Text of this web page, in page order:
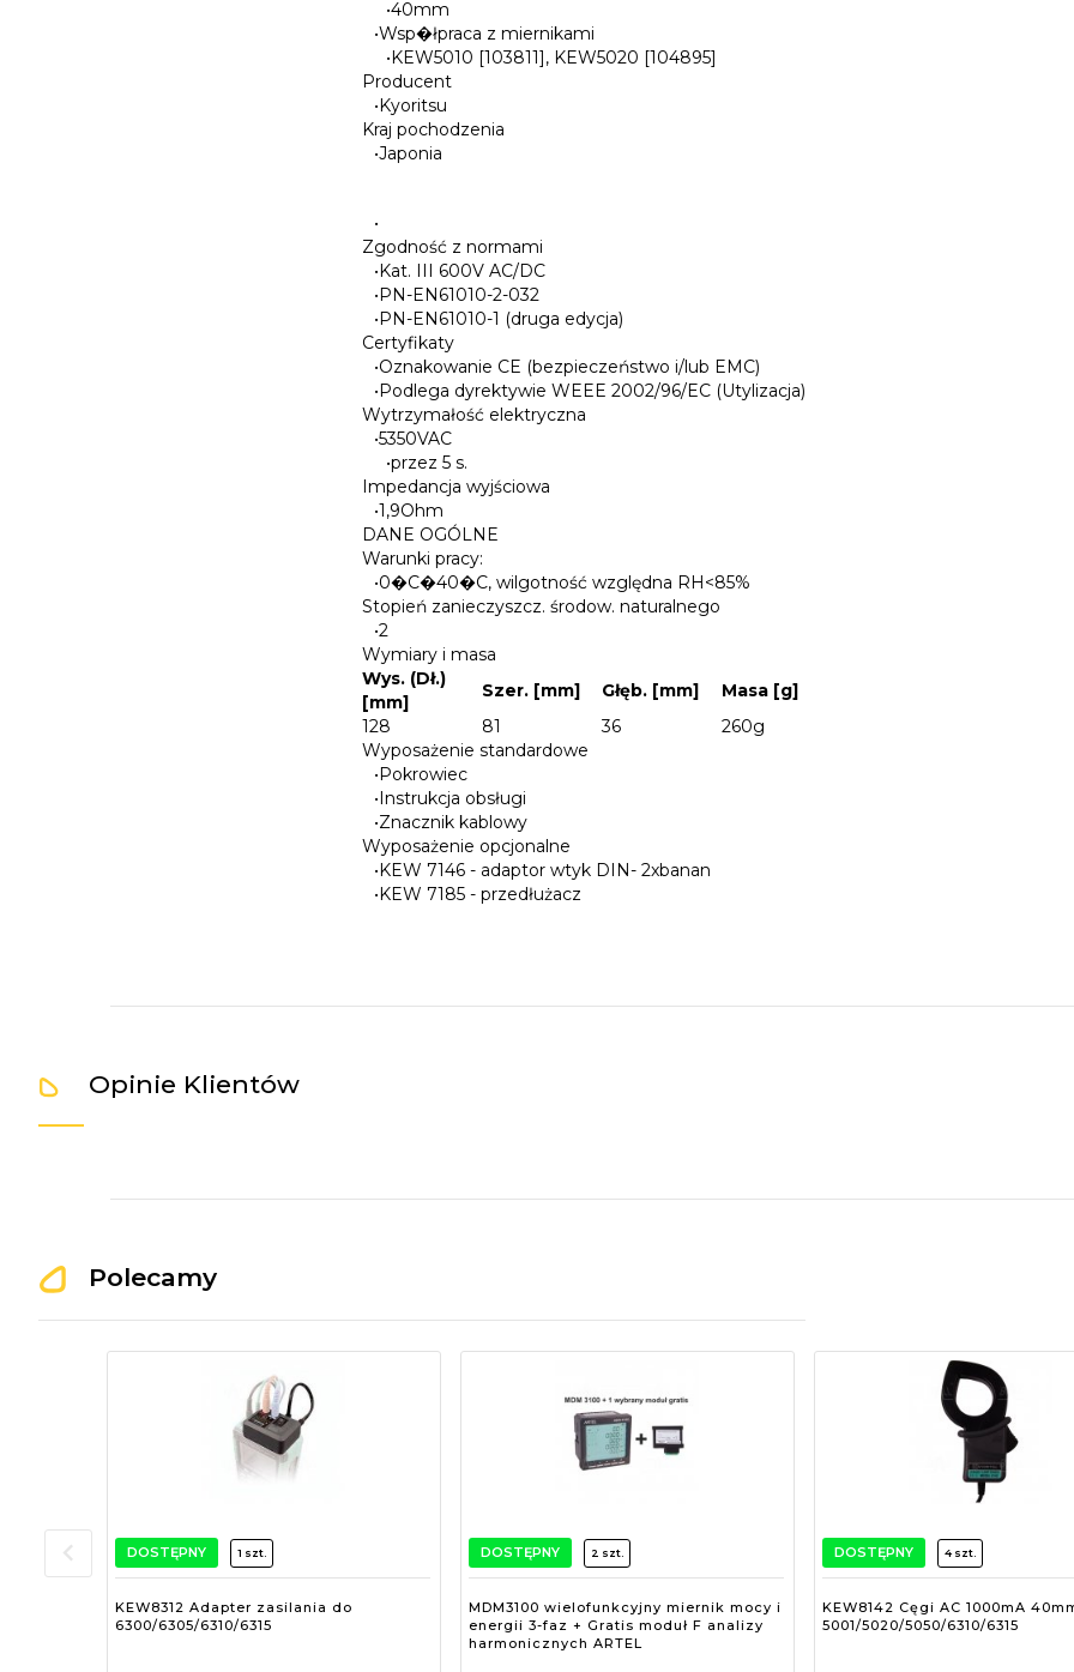
•40mm
•Wsp�łpraca z miernikami
•KEW5010 [103811], KEW5020 [104895]
Producent
•Kyoritsu
Kraj pochodzenia
•Japonia
•
Zgodność z normami
•Kat. III 600V AC/DC
•PN-EN61010-2-032
•PN-EN61010-1 (druga edycja)
Certyfikaty
•Oznakowanie CE (bezpieczeństwo i/lub EMC)
•Podlega dyrektywie WEEE 2002/96/EC (Utylizacja)
Wytrzymałość elektryczna
•5350VAC
•przez 5 s.
Impedancja wyjściowa
•1,9Ohm
DANE OGÓLNE
Warunki pracy:
•0�C�40�C, wilgotność względna RH<85%
Stopień zanieczyszcz. środow. naturalnego
•2
Wymiary i masa
Wys. (Dł.)
[mm]
Szer. [mm] Głęb. [mm]
Masa [g]
128
81 36
260g
Wyposażenie standardowe
•Pokrowiec
•Instrukcja obsługi
•Znacznik kablowy
Wyposażenie opcjonalne
•KEW 7146 - adaptor wtyk DIN- 2xbanan
•KEW 7185 - przedłużacz
Opinie Klientów
Polecamy
DOSTĘPNY 1 szt.
KEW8312 Adapter zasilania do
6300/6305/6310/6315
DOSTĘPNY 2 szt.
MDM3100 wielofunkcyjny miernik mocy i
energii 3-faz + Gratis moduł F analizy
harmonicznych ARTEL
DOSTĘPNY 4 szt.
KEW8142 Cęgi AC 1000mA
5001/5020/5050/6310/6315